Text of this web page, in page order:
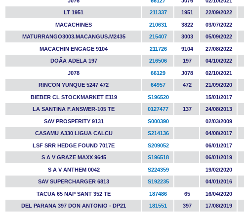
LT 1951 211337 1951 22/09/2022
MACACHINES 210631 3822 03/07/2022
MATURRANGO3003.MACANGUS.M2435 215407 3003 05/09/2022
MACACHIN ENGAGE 9104 211726 9104 27/08/2022
DOÃA ADELA 197 216506 197 04/10/2022
J078 66129 J078 02/10/2021
RINCON YUNQUE 5247 472 64957 472 21/09/2020
BIEBER CL STOCKMARKET E119 S196520 15/01/2017
LA SANTINA F.ANSWER-105 TE 0127477 137 24/08/2013
SAV PROSPERITY 9131 S000390 02/03/2009
CASAMU A330 LIGUA CALCU S214136 04/08/2017
LSF SRR HEDGE FOUND 7017E S209052 06/01/2017
S A V GRAZE MAXX 9645 S196518 06/01/2019
S A V ANTHEM 0042 S224359 19/02/2020
SAV SUPERCHARGER 6813 S192235 04/01/2016
TACUA 65 NAP SANT 352 TE 187486 65 16/04/2020
DEL PARANA 397 DON ANTONIO - DP21 181551 397 17/08/2019